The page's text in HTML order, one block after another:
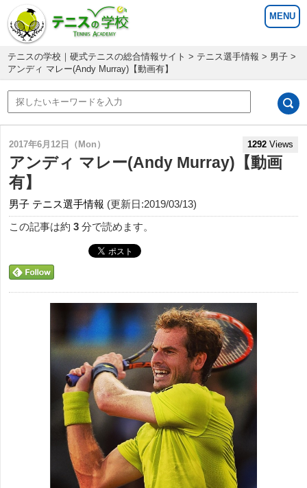
テニスの学校｜硬式テニスの総合情報サイト > テニス選手情報 > 男子 >
アンディ マレー(Andy Murray)【動画有】
2017年6月12日（Mon） 1292 Views
アンディ マレー(Andy Murray)【動画
有】
男子 テニス選手情報 (更新日:2019/03/13)
この記事は約 3 分で読めます。